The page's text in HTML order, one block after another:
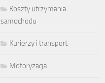
Koszty utrzymania
samochodu
Kurierzy i transport
Motoryzacja